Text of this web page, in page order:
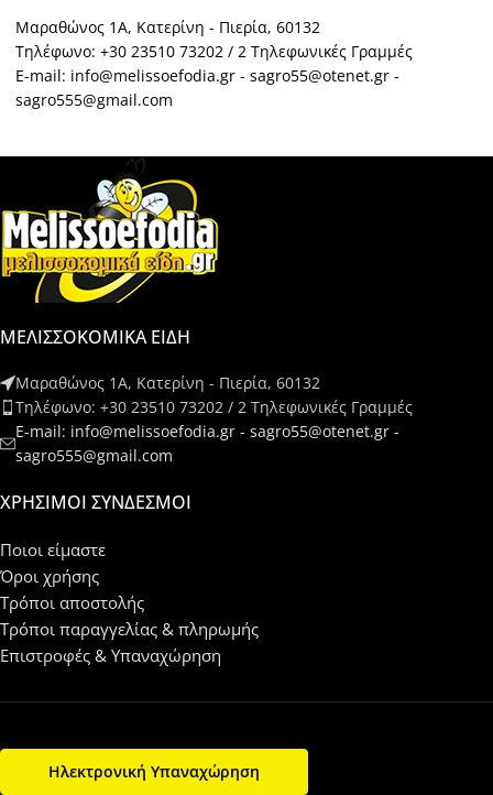
Μαραθώνος 1Α, Κατερίνη - Πιερία, 60132
Τηλέφωνο: +30 23510 73202 / 2 Τηλεφωνικές Γραμμές
E-mail: info@melissoefodia.gr - sagro55@otenet.gr -
sagro555@gmail.com
ΜΕΛΙΣΣΟΚΟΜΙΚΑ ΕΙΔΗ
Μαραθώνος 1Α, Κατερίνη - Πιερία, 60132
Τηλέφωνο: +30 23510 73202 / 2 Τηλεφωνικές Γραμμές
E-mail: info@melissoefodia.gr - sagro55@otenet.gr -
sagro555@gmail.com
ΧΡΉΣΙΜΟΙ ΣΎΝΔΕΣΜΟΙ
Ποιοι είμαστε
Όροι χρήσης
Τρόποι αποστολής
Τρόποι παραγγελίας & πληρωμής
Επιστροφές & Υπαναχώρηση
Ηλεκτρονική Υπαναχώρηση